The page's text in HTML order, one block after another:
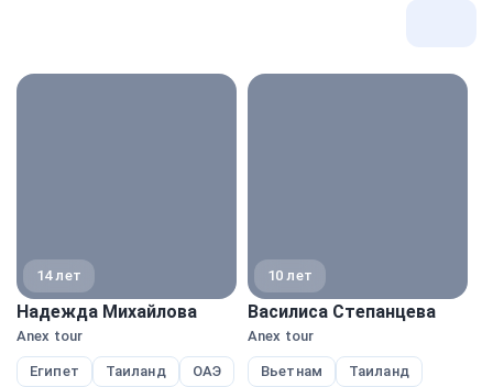
14 лет
Надежда Михайлова
Anex tour
Египет Таиланд ОАЭ
10 лет
Василиса Степанцева
Anex tour
Вьетнам Таиланд